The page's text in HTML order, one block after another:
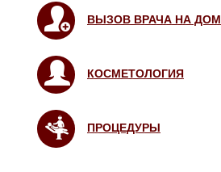
ВЫЗОВ ВРАЧА НА ДОМ
КОСМЕТОЛОГИЯ
ПРОЦЕДУРЫ